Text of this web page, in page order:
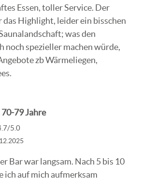
Essen, toller Service. Der
das Highlight, leider ein bisschen
was den
noch spezieller machen würde,
zb Wärmeliegen,
79 Jahre
5.0
Bar war langsam. Nach 5 bis 10
ich auf mich aufmerksam